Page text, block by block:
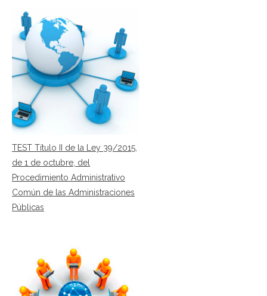
TEST Título II de la Ley 39/2015,
de 1 de octubre, del
Procedimiento Administrativo
Común de las Administraciones
Públicas